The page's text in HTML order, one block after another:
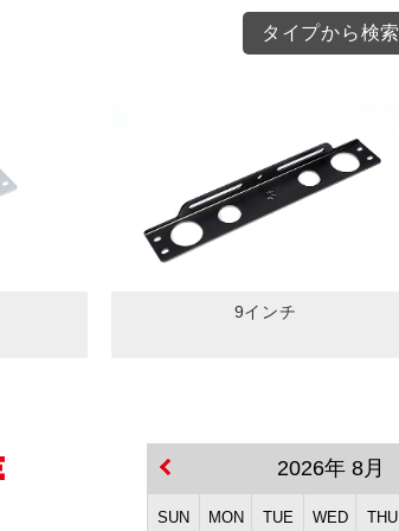
タイプから検索
9インチ
2026年 8月
SUN MON TUE WED THU